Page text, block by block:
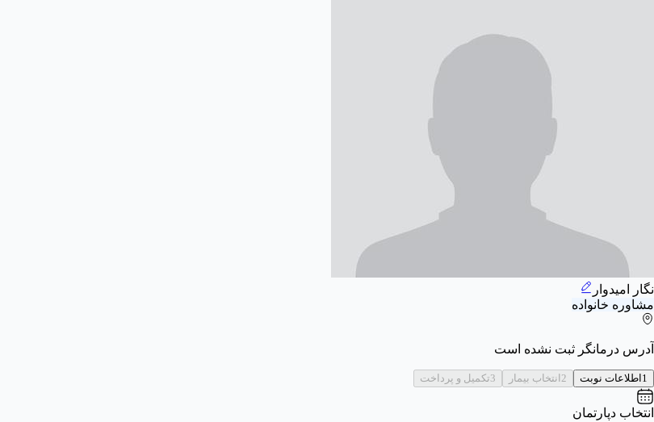
نگار امیدوار
مشاوره خانواده
آدرس درمانگر ثبت نشده است
1 اطلاعات نوبت 2 انتخاب بیمار 3تکمیل و پرداخت
انتخاب دپارتمان